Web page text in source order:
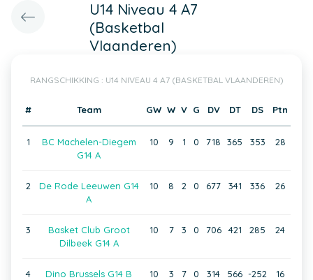
U14 Niveau 4 A7
(Basketbal
Vlaanderen)
RANGSCHIKKING : U14 NIVEAU 4 A7 (BASKETBAL VLAANDEREN)
# Team GW W V G DV DT DS Ptn
1
BC Machelen-Diegem
G14 A
10 9 1 0 718 365 353 28
2
De Rode Leeuwen G14
A
10 8 2 0 677 341 336 26
3
Basket Club Groot
Dilbeek G14 A
10 7 3 0 706 421 285 24
4 Dino Brussels G14 B 10 3 7 0 314 566 -252 16